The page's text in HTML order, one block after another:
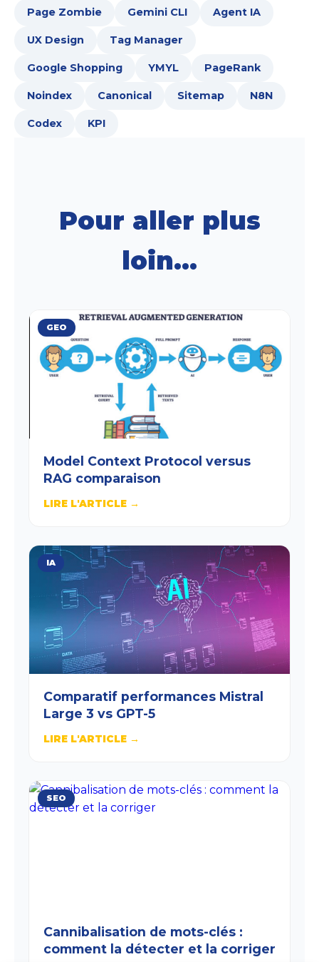
Page Zombie Gemini CLI Agent IA
UX Design Tag Manager
Google Shopping YMYL PageRank
Noindex Canonical Sitemap N8N
Codex KPI
Pour aller plus
loin...
GEO
Model Context Protocol versus
RAG comparaison
LIRE L'ARTICLE →
IA
Comparatif performances Mistral
Large 3 vs GPT-5
LIRE L'ARTICLE →
SEO
Cannibalisation de mots-clés :
comment la détecter et la corriger